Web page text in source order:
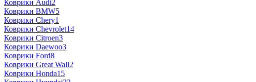
Коврики Audi2
Коврики BMW5
Коврики Chery1
Коврики Chevrolet14
Коврики Citroen3
Коврики Daewoo3
Коврики Ford8
Коврики Great Wall2
Коврики Honda15